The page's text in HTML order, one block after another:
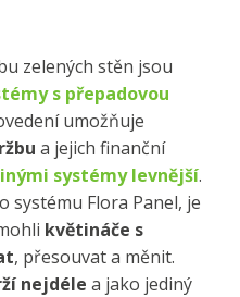
zelených stěn jsou
s přepadovou
umožňuje
a jejich finanční
systémy levnější.
systému Flora Panel, je
květináče s
, přesouvat a měnit.
nejdéle a jako jediný